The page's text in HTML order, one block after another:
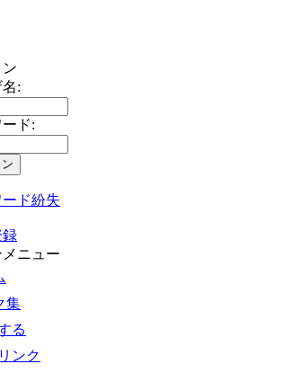
ン
:
ド:
ド紛失
録
メニュー
集
る
ンク